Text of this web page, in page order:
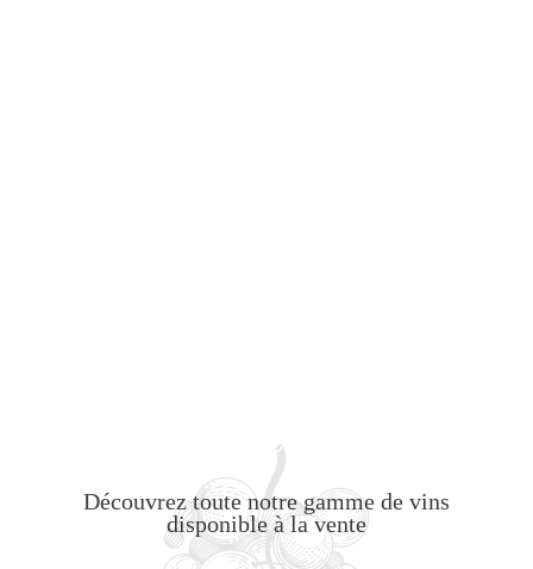
Découvrez toute notre gamme de vins
disponible à la vente